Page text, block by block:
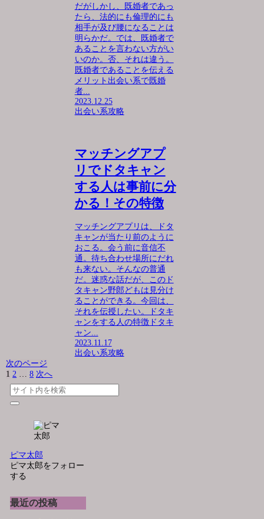
だがしかし、既婚者であっ
たら、法的にも倫理的にも
相手が及び腰になることは
明らかだ。では、既婚者で
あることを言わない方がい
いのか。否、それは違う。
既婚者であることを伝える
メリット出会い系で既婚
者...
2023.12.25
出会い系攻略
マッチングアプ
リでドタキャン
する人は事前に分
かる！その特徴
マッチングアプリは、ドタ
キャンが当たり前のように
おこる。会う前に音信不
通。待ち合わせ場所にだれ
も来ない。そんなの普通
だ。迷惑な話だが、このド
タキャン野郎どもは見分け
ることができる。今回は、
それを伝授したい。ドタキ
ャンをする人の特徴ドタキ
ャン...
2023.11.17
出会い系攻略
次のページ
1 2 … 8 次へ
ピマ太郎
ピマ太郎をフォロー
する
最近の投稿